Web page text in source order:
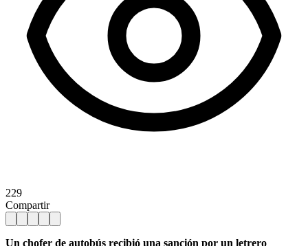
229
Compartir
Un chofer de autobús recibió una sanción por un letrero